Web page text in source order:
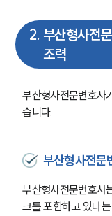
2. 부산형사전
조력
부산형사전문변호사
습니다.
부산형사전문
부산형사전문변호사
크를 포함하고 있다